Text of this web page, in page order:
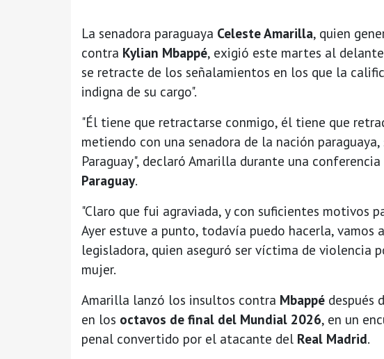
La senadora paraguaya Celeste Amarilla, quien
contra Kylian Mbappé, exigió este martes al
se retracte de los señalamientos en los que la
indigna de su cargo".
"Él tiene que retractarse conmigo, él tiene que
metiendo con una senadora de la nación
Paraguay", declaró Amarilla durante una
Paraguay.
"Claro que fui agraviada, y con suficientes motivos
Ayer estuve a punto, todavía puedo hacerla, vamos
legisladora, quien aseguró ser víctima de violencia
mujer.
Amarilla lanzó los insultos contra Mbappé después
en los octavos de final del Mundial 2026, en un
penal convertido por el atacante del Real Madrid.